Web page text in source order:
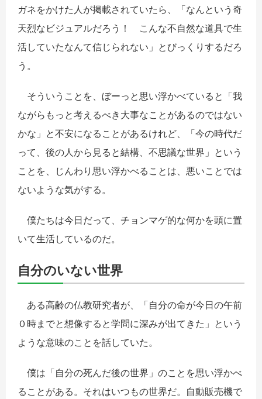
ガネをかけた人が掲載されていたら、「なんという奇
天烈なビジュアルだろう！ こんな不自然な道具で生
活していたなんて信じられない」とびっくりするだろ
う。
そういうことを、ぼーっと思い浮かべていると「我
ながらもっと考えるべき大事なことがあるのではない
かな」と不安になることがあるけれど、「今の時代だ
って、後の人から見ると結構、不思議な世界」という
ことを、じんわり思い浮かべることは、悪いことでは
ないような気がする。
僕たちは今日だって、チョンマゲ的な何かを頭に置
いて生活しているのだ。
自分のいない世界
ある高齢の仏教研究者が、「自分の命が今日の午前
０時までと想像すると学問に深みが出てきた」という
ような意味のことを話していた。
僕は「自分の死んだ後の世界」のことを思い浮かべ
ることがある。それはいつもの世界だ。自動販売機で